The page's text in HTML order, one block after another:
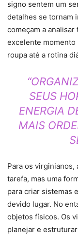
signo sentem um
detalhes se tornam
começam a
excelente momento
roupa até a rotina
SEUS
ENERGIA
MAIS
Para os virginianos,
tarefa, mas uma
para criar sistemas
devido lugar. No
objetos físicos. Os
planejar e